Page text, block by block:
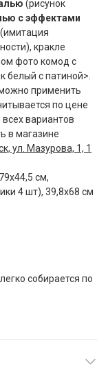
(рисунок
с эффектами
кракле
фото комод с
белый с патиной>.
применить
по цене
вариантов
в магазине
ул. Мазурова, 1, 1
см,
4 шт), 39,8х68 см
собирается по